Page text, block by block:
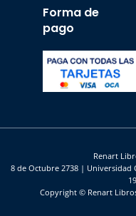
Forma de
pago
Renart
8 de Octubre 2738 | Universidad
Copyright © Renart